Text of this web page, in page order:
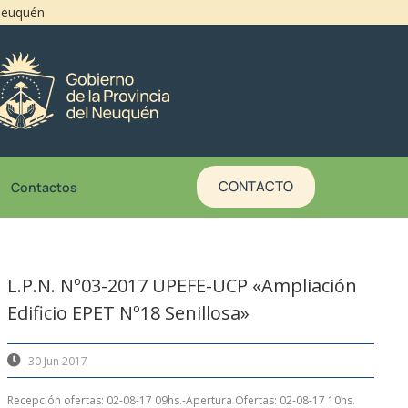
Contactos CONTACTO
L.P.N. Nº03-2017 UPEFE-UCP «Ampliación
Edificio EPET Nº18 Senillosa»
30 Jun 2017
Recepción ofertas: 02-08-17 09hs.-Apertura Ofertas: 02-08-17 10hs.